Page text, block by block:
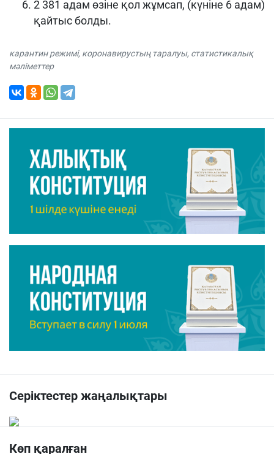
2 381 адам өзіне қол жұмсап, (күніне 6 адам)
қайтыс болды.
карантин режимі, коронавирустың таралуы, статистикалық
мәліметтер
Серіктестер жаңалықтары
Көп қаралған